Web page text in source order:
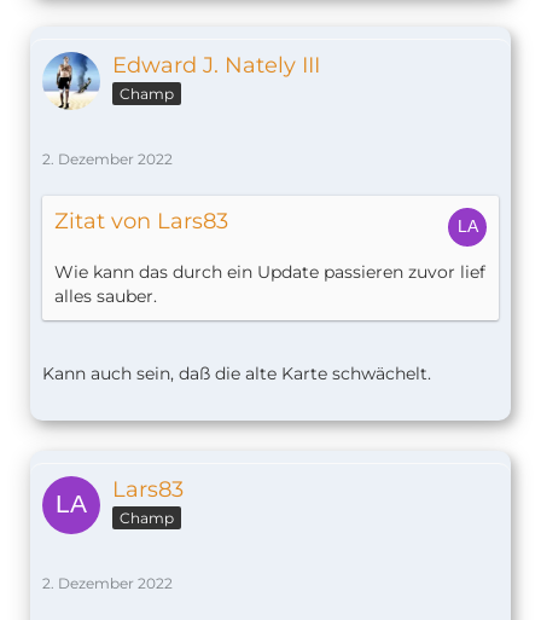
Edward J. Nately III
Champ
2. Dezember 2022
Zitat von Lars83
Wie kann das durch ein Update passieren zuvor lief
alles sauber.
Kann auch sein, daß die alte Karte schwächelt.
Lars83
Champ
2. Dezember 2022